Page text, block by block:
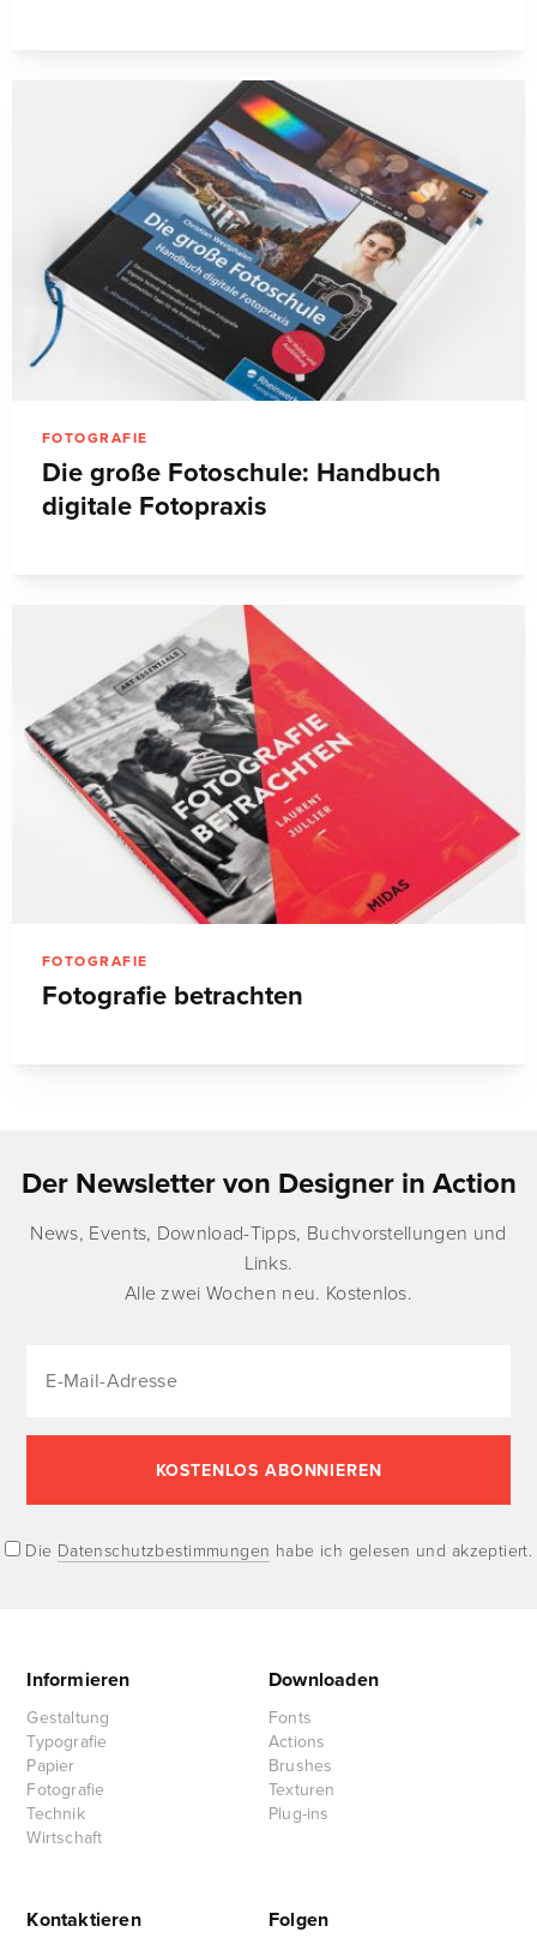
FOTOGRAFIE
Die große Fotoschule: Handbuch
digitale Fotopraxis
FOTOGRAFIE
Fotografie betrachten
Der Newsletter von Designer in Action
News, Events, Download-Tipps, Buchvorstellungen und
Links.
Alle zwei Wochen neu. Kostenlos.
Die Datenschutzbestimmungen habe ich gelesen und akzeptiert.
Informieren
Gestaltung
Typografie
Papier
Fotografie
Technik
Wirtschaft
Downloaden
Fonts
Actions
Brushes
Texturen
Plug-ins
Kontaktieren Folgen